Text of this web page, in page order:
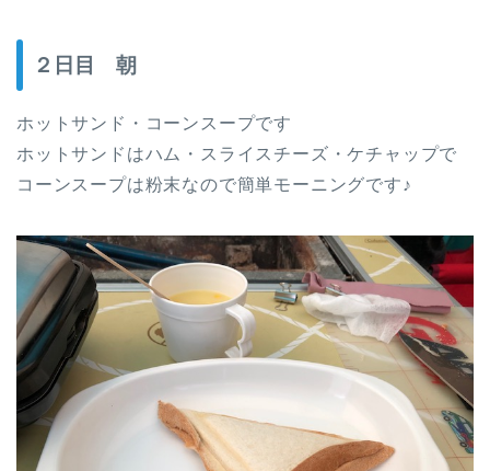
２日目 朝
ホットサンド・コーンスープです
ホットサンドはハム・スライスチーズ・ケチャップで
コーンスープは粉末なので簡単モーニングです♪